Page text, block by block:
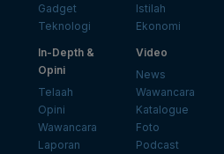
Gadget
Teknologi
Istilah
Ekonomi
In-Depth &
Opini
Telaah
Opini
Wawancara
Laporan
Video
News
Wawancara
Katalogue
Foto
Podcast